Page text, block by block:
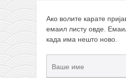
Ако волите карате
емаил листу овде.
када има нешто ново.